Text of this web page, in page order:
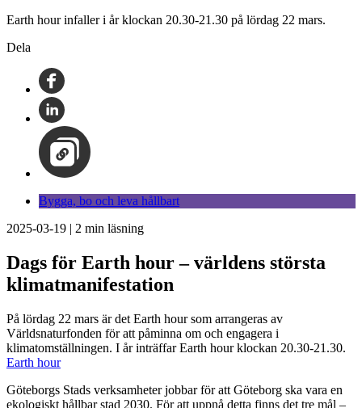
Earth hour infaller i år klockan 20.30-21.30 på lördag 22 mars.
Dela
Bygga, bo och leva hållbart
2025-03-19 | 2 min läsning
Dags för Earth hour – världens största
klimatmanifestation
På lördag 22 mars är det Earth hour som arrangeras av
Världsnaturfonden för att påminna om och engagera i
klimatomställningen. I år inträffar Earth hour klockan 20.30-21.30.
Earth hour
Göteborgs Stads verksamheter jobbar för att Göteborg ska vara en
ekologiskt hållbar stad 2030. För att uppnå detta finns det tre mål –